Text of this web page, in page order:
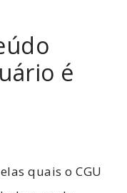
é
quais o CGU